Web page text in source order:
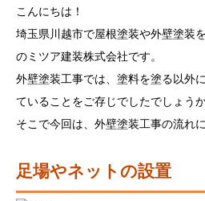
こんにちは！
埼玉県川越市で屋根塗装や外壁塗装
のミツア建装株式会社です。
外壁塗装工事では、塗料を塗る以外
ていることをご存じでしたでしょうか
そこで今回は、外壁塗装工事の流れ
足場やネットの設置